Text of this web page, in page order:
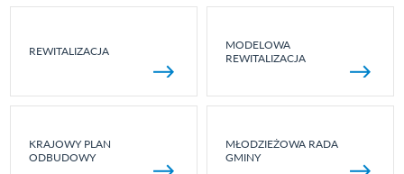
REWITALIZACJA
MODELOWA
REWITALIZACJA
KRAJOWY PLAN
ODBUDOWY
MŁODZIEŻOWA RADA
GMINY